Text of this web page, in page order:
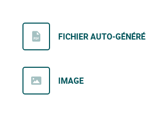
FICHIER AUTO-GÉNÉRÉ
IMAGE